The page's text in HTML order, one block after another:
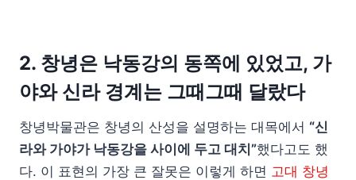
2. 창녕은 낙동강의 동쪽에 있었고, 가
야와 신라 경계는 그때그때 달랐다
창녕박물관은 창녕의 산성을 설명하는 대목에서 “신
라와 가야가 낙동강을 사이에 두고 대치”했다고도 했
다. 이 표현의 가장 큰 잘못은 이렇게 하면 고대 창녕